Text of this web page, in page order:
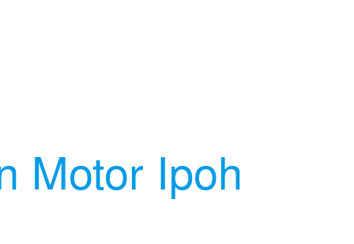
Motor Ipoh